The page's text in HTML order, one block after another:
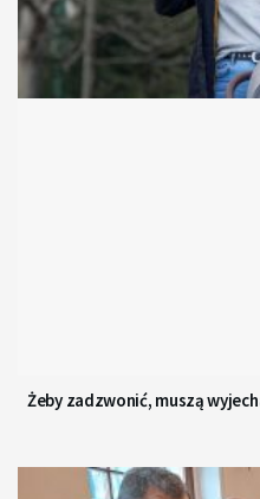
Żeby zadzwonić, muszą